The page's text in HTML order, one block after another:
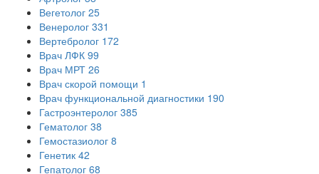
Вегетолог 25
Венеролог 331
Вертебролог 172
Врач ЛФК 99
Врач МРТ 26
Врач скорой помощи 1
Врач функциональной диагностики 190
Гастроэнтеролог 385
Гематолог 38
Гемостазиолог 8
Генетик 42
Гепатолог 68